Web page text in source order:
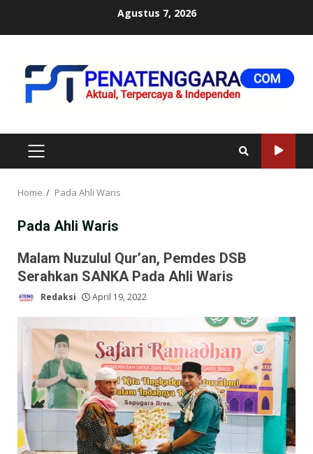
Agustus 7, 2026
PRIMARY
MENU
Home Pada Ahli Waris
Pada Ahli Waris
Malam Nuzulul Qur’an, Pemdes DSB
Serahkan SANKA Pada Ahli Waris
Redaksi April 19, 2022